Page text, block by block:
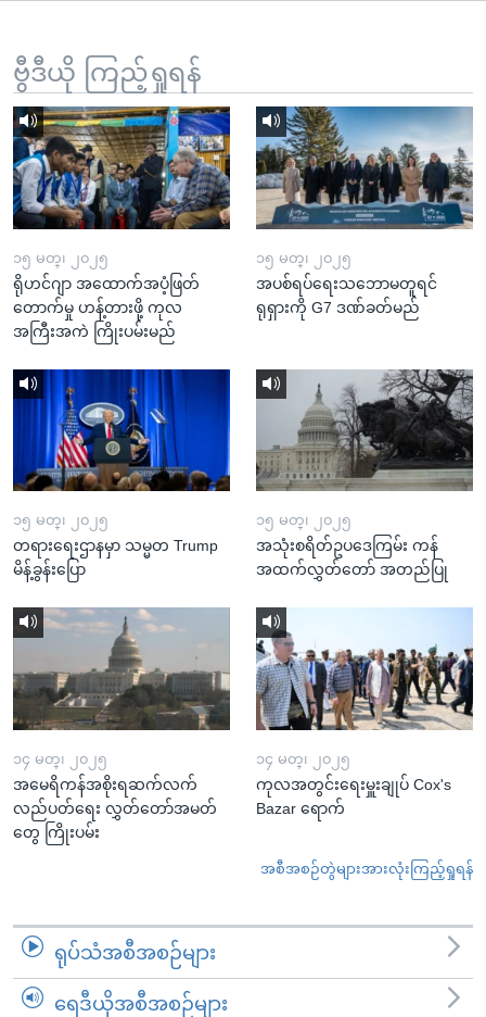
ဗွီဒီယို ကြည့်ရှုရန်
၁၅ မတ္၊ ၂၀၂၅
ရိုဟင်ဂျာ အထောက်အပံ့ဖြတ်
တောက်မှု ဟန့်တားဖို့ ကုလ
အကြီးအကဲ ကြိုးပမ်းမည်
၁၅ မတ္၊ ၂၀၂၅
အပစ်ရပ်ရေးသဘောမတူရင်
ရုရှားကို G7 ဒဏ်ခတ်မည်
၁၅ မတ္၊ ၂၀၂၅
တရားရေးဌာနမှာ သမ္မတ Trump
မိန့်ခွန်းပြော
၁၅ မတ္၊ ၂၀၂၅
အသုံးစရိတ်ဥပဒေကြမ်း ကန်
အထက်လွှတ်တော် အတည်ပြု
၁၄ မတ္၊ ၂၀၂၅
အမေရိကန်အစိုးရဆက်လက်
လည်ပတ်ရေး လွှတ်တော်အမတ်
တွေ ကြိုးပမ်း
၁၄ မတ္၊ ၂၀၂၅
ကုလအတွင်းရေးမှူးချုပ် Cox's
Bazar ရောက်
အစီအစဉ်တွဲများအားလုံးကြည့်ရှုရန်
ရုပ်သံအစီအစဉ်များ
ရေဒီယိုအစီအစဉ်များ